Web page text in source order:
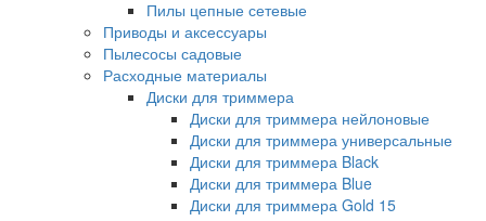
Пилы цепные сетевые
Приводы и аксессуары
Пылесосы садовые
Расходные материалы
Диски для триммера
Диски для триммера нейлоновые
Диски для триммера универсальные
Диски для триммера Black
Диски для триммера Blue
Диски для триммера Gold 15